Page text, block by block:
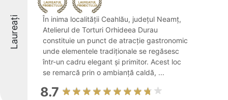
Laureați
În inima localității Ceahlău, județul Neamț,
Atelierul de Torturi Orhideea Durau
constituie un punct de atracție gastronomic
unde elementele tradiționale se regăsesc
într-un cadru elegant și primitor. Acest loc
se remarcă prin o ambianță caldă, ...
8.7